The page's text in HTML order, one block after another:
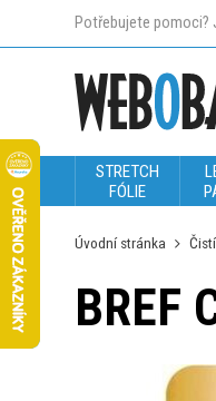
Potřebujete pomoci?
STRETCH
FÓLIE
Úvodní stránka
BREF